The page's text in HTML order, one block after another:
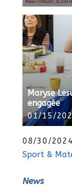
Maryse
engagée
01/15/
08/30/2024
Sport &
News